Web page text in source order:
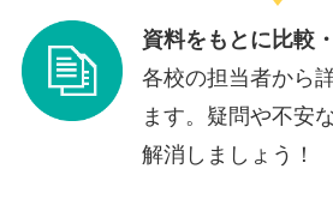
資料をもとに比較
各校の担当者から
ます。疑問や不安
解消しましょう！